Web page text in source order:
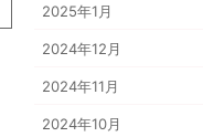
2025年1月
2024年12月
2024年11月
2024年10月